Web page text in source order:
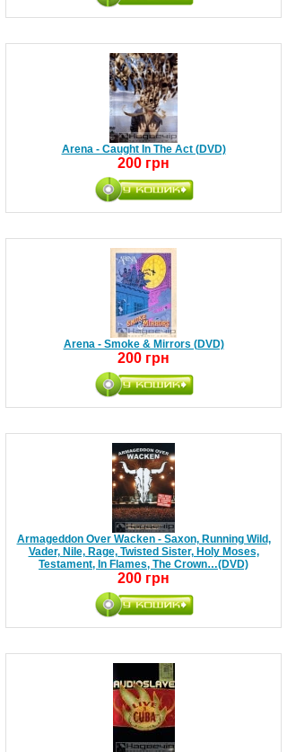
Arena - Caught In The Act (DVD)
200 грн
Arena - Smoke & Mirrors (DVD)
200 грн
Armageddon Over Wacken - Saxon, Running Wild,
Vader, Nile, Rage, Twisted Sister, Holy Moses,
Testament, In Flames, The Crown…(DVD)
200 грн